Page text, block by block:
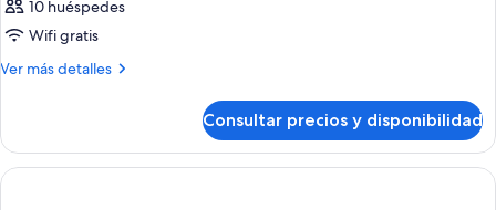
10 huéspedes
Wifi gratis
Ver más detalles
Más
Consultar precios y disponibilidad